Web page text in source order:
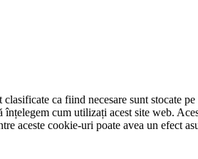
ca fiind necesare sunt stocate
cum utilizați acest site web.
aceste cookie-uri poate avea un efect